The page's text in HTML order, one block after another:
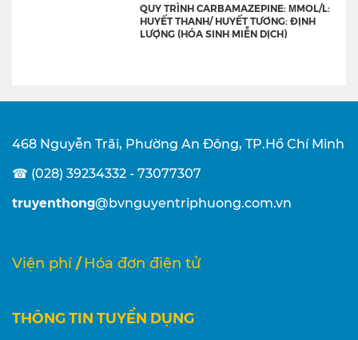
QUY TRÌNH CARBAMAZEPINE: ΜMOL/L:
HUYẾT THANH/ HUYẾT TƯƠNG: ĐỊNH
LƯỢNG (HÓA SINH MIỄN DỊCH)
468 Nguyễn Trãi, Phường An Đông, TP.Hồ Chí Minh
☎ (028) 39234332 - 73077307
truyenthong@bvnguyentriphuong.com.vn
Viện phí / Hóa đơn điện tử
THÔNG TIN TUYỂN DỤNG